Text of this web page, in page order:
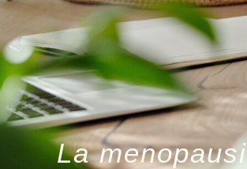
La